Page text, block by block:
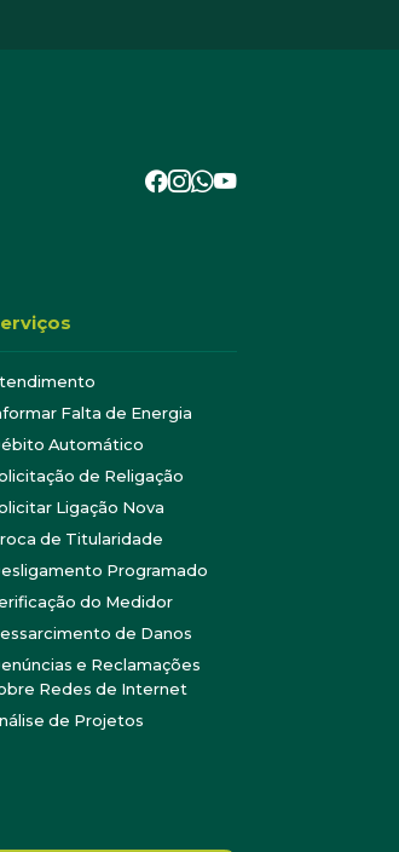
Falta de Energia
Automático
de Religação
Ligação Nova
de Titularidade
Programado
do Medidor
de Danos
e Reclamações
Redes de Internet
de Projetos